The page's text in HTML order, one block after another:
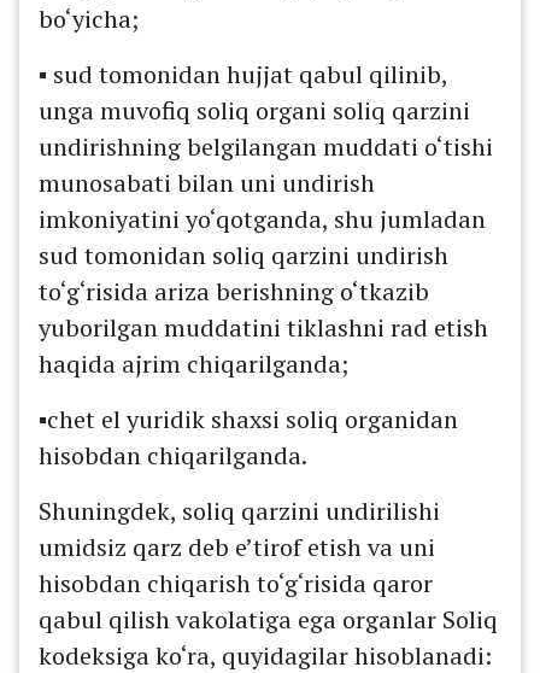
bo‘yicha;
▪️ sud tomonidan hujjat qabul qilinib,
unga muvofiq soliq organi soliq qarzini
undirishning belgilangan muddati o‘tishi
munosabati bilan uni undirish
imkoniyatini yo‘qotganda, shu jumladan
sud tomonidan soliq qarzini undirish
to‘g‘risida ariza berishning o‘tkazib
yuborilgan muddatini tiklashni rad etish
haqida ajrim chiqarilganda;
▪️chet el yuridik shaxsi soliq organidan
hisobdan chiqarilganda.
Shuningdek, soliq qarzini undirilishi
umidsiz qarz deb e’tirof etish va uni
hisobdan chiqarish to‘g‘risida qaror
qabul qilish vakolatiga ega organlar Soliq
kodeksiga ko‘ra, quyidagilar hisoblanadi: